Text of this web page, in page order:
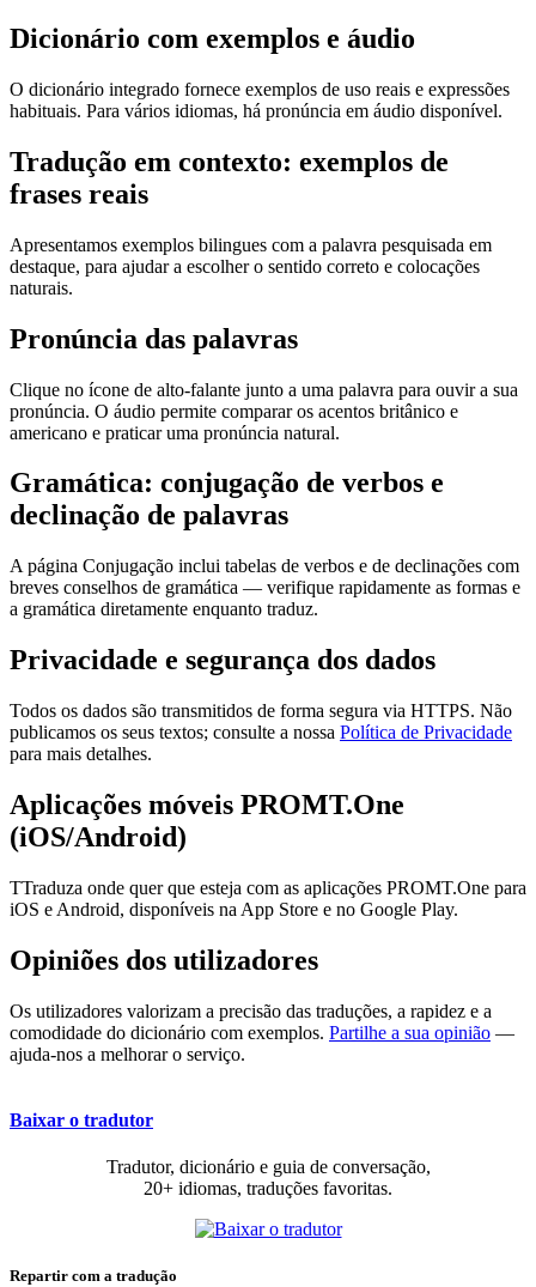
Dicionário com exemplos e áudio
O dicionário integrado fornece exemplos de uso reais e expressões
habituais. Para vários idiomas, há pronúncia em áudio disponível.
Tradução em contexto: exemplos de
frases reais
Apresentamos exemplos bilingues com a palavra pesquisada em
destaque, para ajudar a escolher o sentido correto e colocações
naturais.
Pronúncia das palavras
Clique no ícone de alto-falante junto a uma palavra para ouvir a sua
pronúncia. O áudio permite comparar os acentos britânico e
americano e praticar uma pronúncia natural.
Gramática: conjugação de verbos e
declinação de palavras
A página Conjugação inclui tabelas de verbos e de declinações com
breves conselhos de gramática — verifique rapidamente as formas e
a gramática diretamente enquanto traduz.
Privacidade e segurança dos dados
Todos os dados são transmitidos de forma segura via HTTPS. Não
publicamos os seus textos; consulte a nossa Política de Privacidade
para mais detalhes.
Aplicações móveis PROMT.One
(iOS/Android)
TTraduza onde quer que esteja com as aplicações PROMT.One para
iOS e Android, disponíveis na App Store e no Google Play.
Opiniões dos utilizadores
Os utilizadores valorizam a precisão das traduções, a rapidez e a
comodidade do dicionário com exemplos. Partilhe a sua opinião —
ajuda-nos a melhorar o serviço.
Baixar o tradutor
Tradutor, dicionário e guia de conversação,
20+ idiomas, traduções favoritas.
Repartir com a tradução